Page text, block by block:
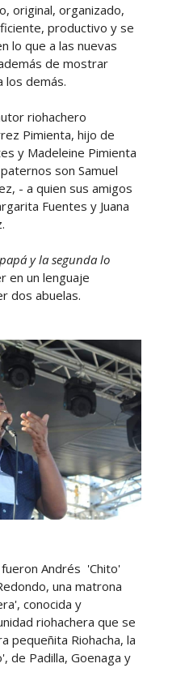
original, organizado,
productivo y se
lo que a las nuevas
de mostrar
los demás.
riohachero
Pimienta, hijo de
y Madeleine Pimienta
son Samuel
- a quien sus amigos
Fuentes y Juana
y la segunda lo
en un lenguaje
dos abuelas.
Andrés 'Chito'
una matrona
conocida y
riohachera que se
pequeñita Riohacha, la
de Padilla, Goenaga y